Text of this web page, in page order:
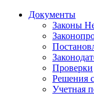
Документы
Законы
Проверки
Решения
Учетная